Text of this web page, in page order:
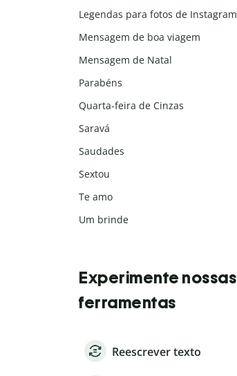
Legendas para fotos de Instagram
Mensagem de boa viagem
Mensagem de Natal
Parabéns
Quarta-feira de Cinzas
Saravá
Saudades
Sextou
Te amo
Um brinde
Experimente nossas
ferramentas
Reescrever texto